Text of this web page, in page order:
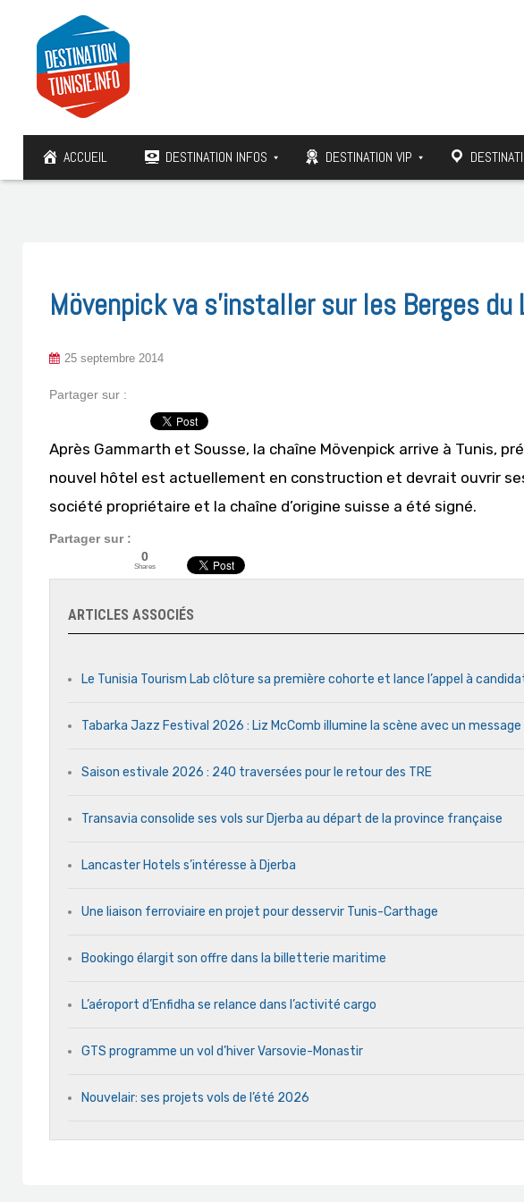
ACCUEIL DESTINATION INFOS DESTINATION VIP
Mövenpick va s’installer sur les Berges du
25 septembre 2014
Partager sur :
Après Gammarth et Sousse, la chaîne Mövenpick arrive à Tunis,
nouvel hôtel est actuellement en construction et devrait ouvrir
société propriétaire et la chaîne d’origine suisse a été signé.
Partager sur :
0
Shares
ARTICLES ASSOCIÉS
Le Tunisia Tourism Lab clôture sa première cohorte et lance l’appel à
Tabarka Jazz Festival 2026 : Liz McComb illumine la scène avec un
Saison estivale 2026 : 240 traversées pour le retour des TRE
Transavia consolide ses vols sur Djerba au départ de la province française
Lancaster Hotels s’intéresse à Djerba
Une liaison ferroviaire en projet pour desservir Tunis-Carthage
Bookingo élargit son offre dans la billetterie maritime
L’aéroport d’Enfidha se relance dans l’activité cargo
GTS programme un vol d’hiver Varsovie-Monastir
Nouvelair: ses projets vols de l’été 2026